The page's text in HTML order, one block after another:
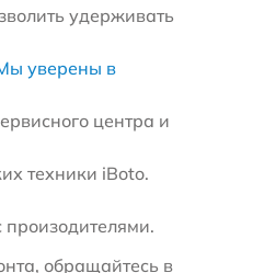
удерживать
уверены в
центра и
техники iBoto.
обращайтесь в